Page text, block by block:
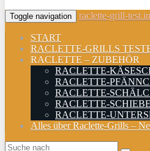
Toggle navigation raclette-grill-
START
RACLETTE-GRILLS
RACLETTE – ZUBEHÖR
RACLETTE-
RACLETTE-
RACLETTE-
RACLETTE-
RACLETTE-
Alles über Raclette-Grills –